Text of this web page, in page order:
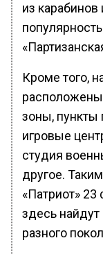
из
Кроме того,
зоны, пункты
игровые
студия
другое.
«Патриот»
здесь найдут
разного